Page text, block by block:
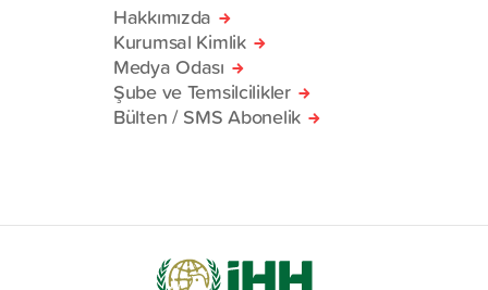
Hakkımızda
Kurumsal Kimlik
Medya Odası
Şube ve Temsilcilikler
Bülten / SMS Abonelik